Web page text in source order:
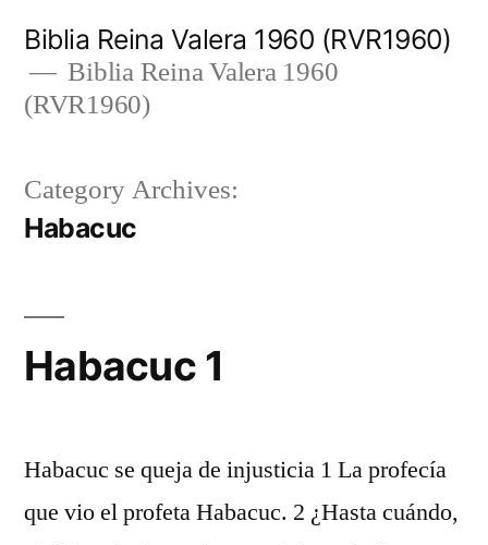
content
Biblia Reina Valera 1960 (RVR1960)
Biblia Reina Valera 1960
(RVR1960)
Category Archives:
Habacuc
Habacuc 1
Habacuc se queja de injusticia 1 La profecía
que vio el profeta Habacuc. 2 ¿Hasta cuándo,